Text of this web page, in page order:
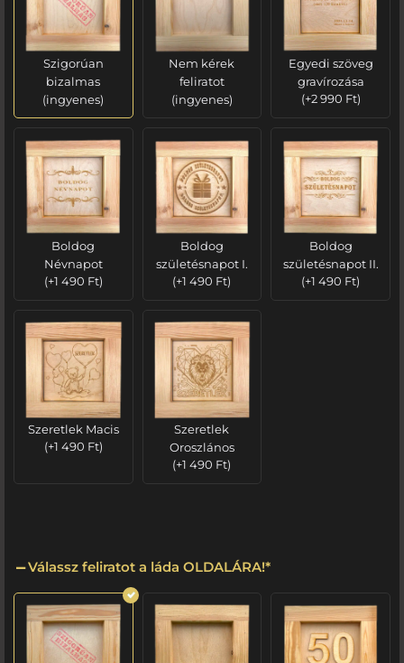
Szigorúan
bizalmas
(ingyenes)
Nem kérek
feliratot
(ingyenes)
Egyedi szöveg
gravírozása
(+2 990 Ft)
Boldog
Névnapot
(+1 490 Ft)
Boldog
születésnapot I.
(+1 490 Ft)
Boldog
születésnapot II.
(+1 490 Ft)
Szeretlek Macis
(+1 490 Ft)
Szeretlek
Oroszlános
(+1 490 Ft)
Válassz feliratot a láda OLDALÁRA!*